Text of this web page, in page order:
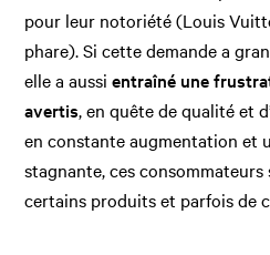
pour leur notoriété (Louis
phare). Si cette demande a
elle a aussientraîné une
avertis, en quête de qualité et
en constante augmentation et
stagnante, ces
certains produits et parfois de